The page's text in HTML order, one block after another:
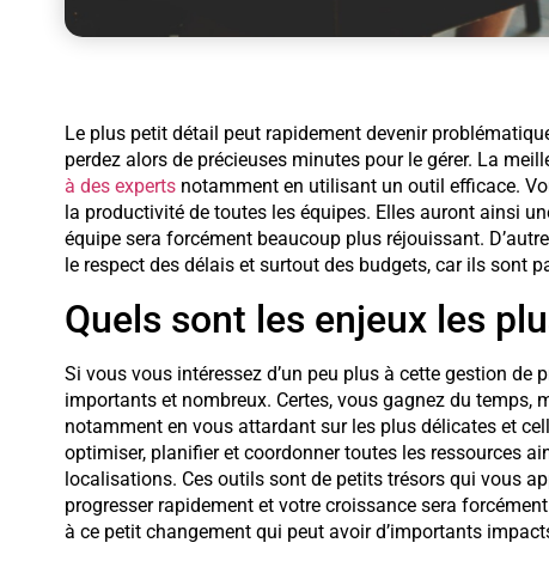
Le plus petit détail peut rapidement devenir
perdez alors de précieuses minutes pour le gérer. La
à des expertsnotamment en utilisant un outil efficace.
la productivité de toutes les équipes. Elles auront ainsi
équipe sera forcément beaucoup plus réjouissant.
le respect des délais et surtout des budgets, car ils sont
Quels sont les enjeux les
Si vous vous intéressez d’un peu plus à cette gestion
importants et nombreux. Certes, vous gagnez du temps,
notamment en vous attardant sur les plus délicates et
optimiser, planifier et coordonner toutes les ressources
localisations. Ces outils sont de petits trésors qui vous
progresser rapidement et votre croissance sera
à ce petit changement qui peut avoir d’importants